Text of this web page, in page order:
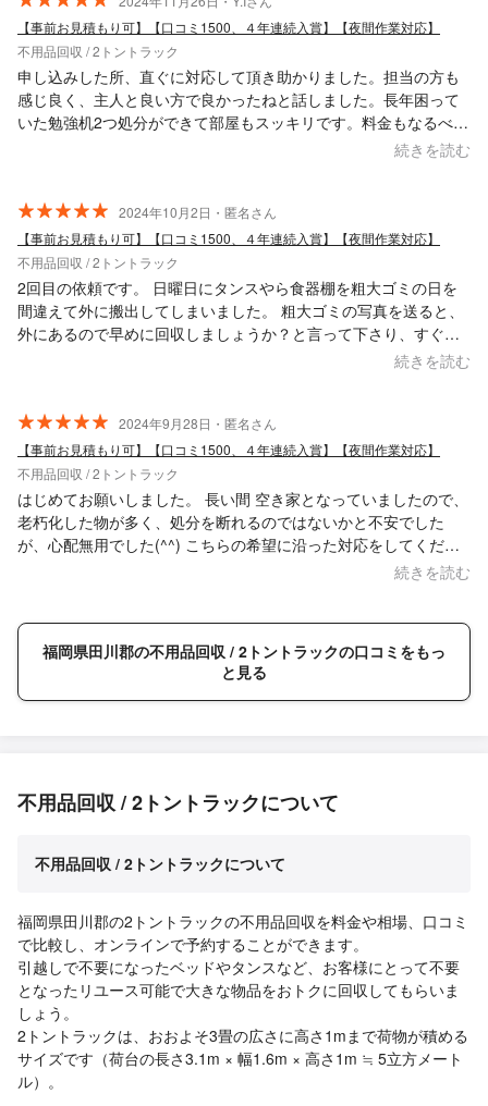
【事前お見積もり可】【口コミ1500、４年連続入賞】【夜間作業対応】
不用品回収 / 2トントラック
申し込みした所、直ぐに対応して頂き助かりました。担当の方も
感じ良く、主人と良い方で良かったねと話しました。長年困って
いた勉強机2つ処分ができて部屋もスッキリです。料金もなるべく
安くできるように配慮もして頂きました。また、何かあれば利用
続きを読む
2024年10月2日・匿名さん
【事前お見積もり可】【口コミ1500、４年連続入賞】【夜間作業対応】
不用品回収 / 2トントラック
2回目の依頼です。 日曜日にタンスやら食器棚を粗大ゴミの日を
間違えて外に搬出してしまいました。 粗大ゴミの写真を送ると、
外にあるので早めに回収しましょうか？と言って下さり、すぐに
来てもらえました。さらに規定以上の多さがあったにも関わらず
も頼みます。
続きを読む
2024年9月28日・匿名さん
【事前お見積もり可】【口コミ1500、４年連続入賞】【夜間作業対応】
不用品回収 / 2トントラック
はじめてお願いしました。 長い間 空き家となっていましたので、
老朽化した物が多く、処分を断れるのではないかと不安でした
が、心配無用でした(^^) こちらの希望に沿った対応をしてくださ
るので、安心してお任せできました。 ありがとうございました。
続きを読む
福岡県田川郡の不用品回収 / 2トントラックの口コミをもっ
と見る
不用品回収 / 2トントラックについて
不用品回収 / 2トントラックについて
福岡県田川郡の2トントラックの不用品回収を料金や相場、口コミ
で比較し、オンラインで予約することができます。
引越しで不要になったベッドやタンスなど、お客様にとって不要
となったリユース可能で大きな物品をおトクに回収してもらいま
しょう。
2トントラックは、おおよそ3畳の広さに高さ1mまで荷物が積める
サイズです（荷台の長さ3.1m × 幅1.6m × 高さ1m ≒ 5立方メート
ル）。